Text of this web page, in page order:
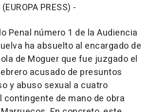
PRESS) -
Penal número 1 de la Audiencia
ha absuelto al encargado de
de Moguer que fue juzgado el
acusado de presuntos
y abuso sexual a cuatro
de mano de obra